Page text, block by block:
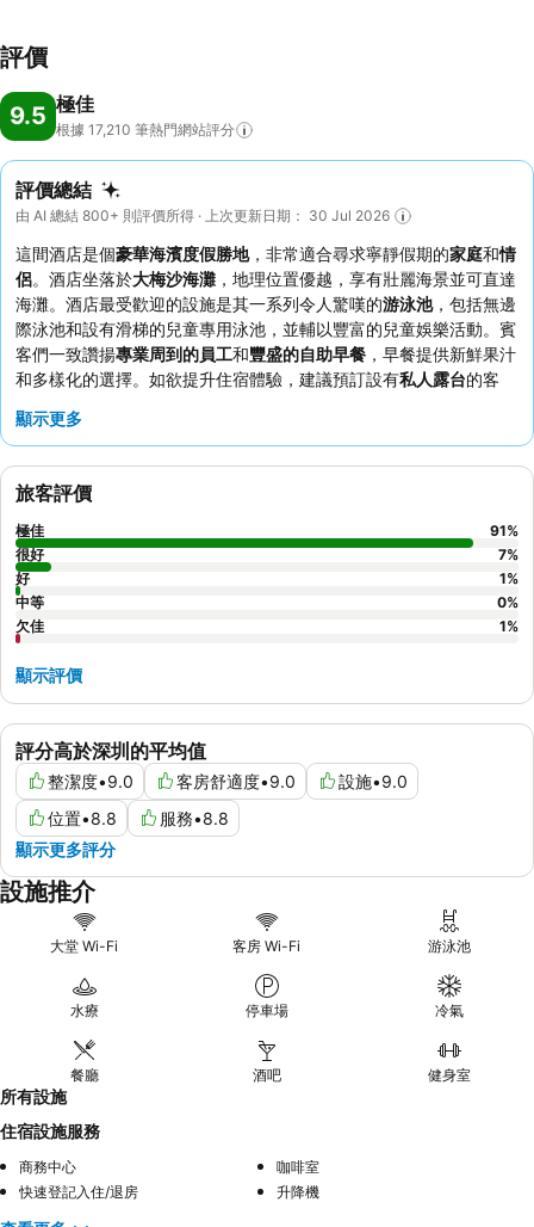
評價
9.5 極佳
根據 17,210 筆熱門網站評分
評價總結
由 AI 總結 800+ 則評價所得 · 上次更新日期： 30 Jul 2026
這間酒店是個豪華海濱度假勝地，非常適合尋求寧靜假期的家庭和情
侶。酒店坐落於大梅沙海灘 ，地理位置優越，享有壯麗海景並可直達
海灘。酒店最受歡迎的設施是其一系列令人驚嘆的游泳池，包括無邊
際泳池和設有滑梯的兒童專用泳池，並輔以豐富的兒童娛樂活動。賓
客們一致讚揚專業周到的員工和豐盛的自助早餐 ，早餐提供新鮮果汁
和多樣化的選擇。如欲提升住宿體驗，建議預訂設有私人露台的客
顯示更多
評分高於深圳的平均值
整潔度•9.0 客房舒適度•9.0 設施•9.0
位置•8.8 服務•8.8
顯示更多評分
旅客評價
極佳 91%
很好
7%
好
1%
中等
0%
欠佳
1%
顯示評價
設施推介
大堂 Wi-Fi 客房 Wi-Fi 游泳池
水療 停車場 冷氣
餐廳 酒吧 健身室
所有設施
住宿設施服務
商務中心
咖啡室
快速登記入住/退房
升降機